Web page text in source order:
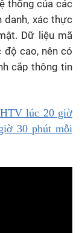
thống của các
danh, xác thực
Dữ liệu mã
cao, nên có
cắp thông tin
lúc 20 giờ
30 phút mỗi